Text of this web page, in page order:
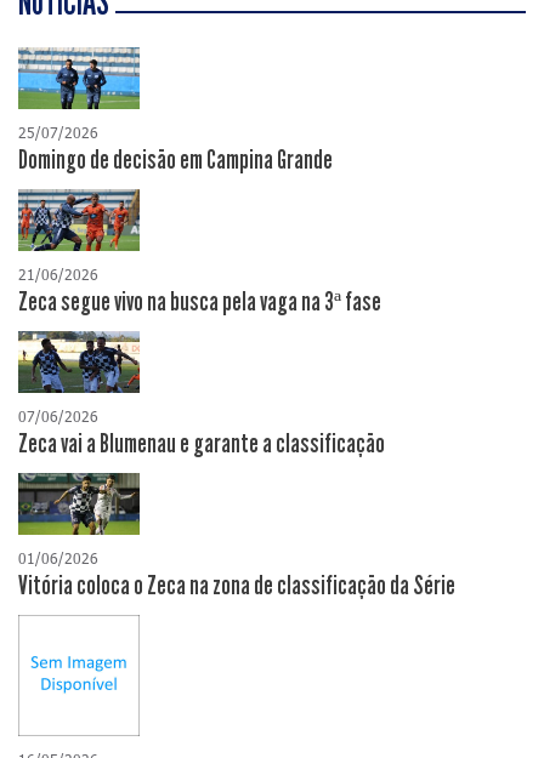
25/07/2026
Domingo de decisão em Campina Grande
21/06/2026
Zeca segue vivo na busca pela vaga na 3ª fase
07/06/2026
Zeca vai a Blumenau e garante a classificação
01/06/2026
Vitória coloca o Zeca na zona de classificação da Série